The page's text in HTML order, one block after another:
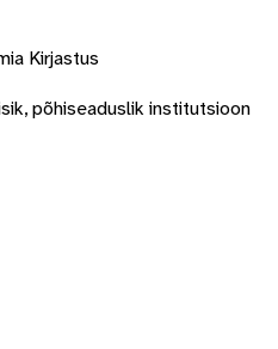
Kirjastus
põhiseaduslik institutsioon